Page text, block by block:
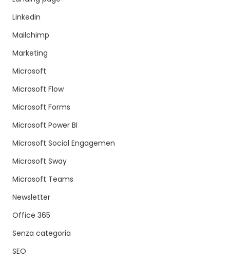
Linkedin
Mailchimp
Marketing
Microsoft
Microsoft Flow
Microsoft Forms
Microsoft Power BI
Microsoft Social Engagemen
Microsoft Sway
Microsoft Teams
Newsletter
Office 365
Senza categoria
SEO